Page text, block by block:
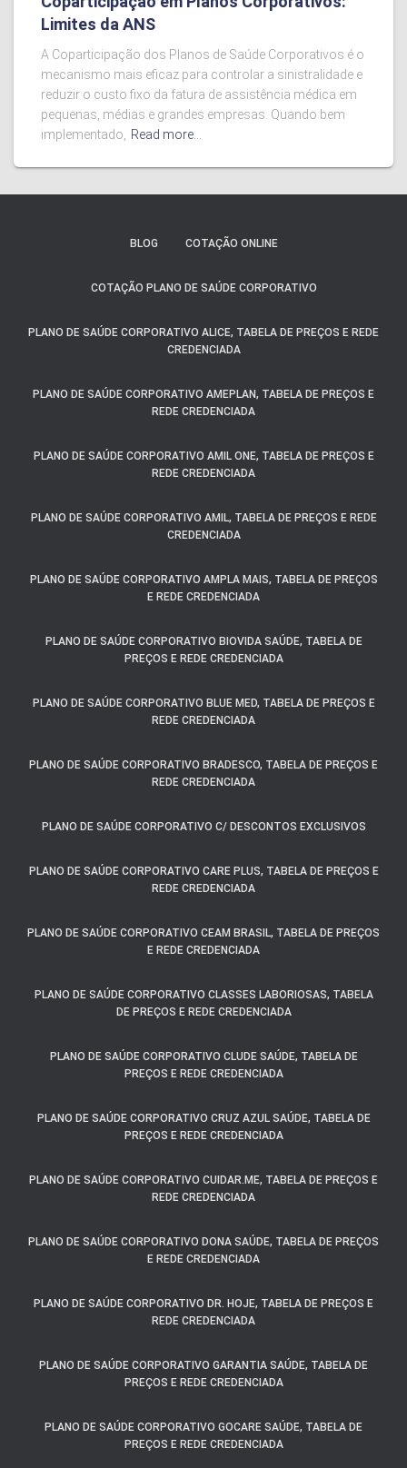
Limites da ANS
A Coparticipação dos Planos de Saúde Corporativos é o
mecanismo mais eficaz para controlar a sinistralidade e
reduzir o custo fixo da fatura de assistência médica em
pequenas, médias e grandes empresas. Quando bem
implementado, Read more…
BLOG COTAÇÃO ONLINE
COTAÇÃO PLANO DE SAÚDE CORPORATIVO
PLANO DE SAÚDE CORPORATIVO ALICE, TABELA DE PREÇOS E REDE
CREDENCIADA
PLANO DE SAÚDE CORPORATIVO AMEPLAN, TABELA DE PREÇOS E
REDE CREDENCIADA
PLANO DE SAÚDE CORPORATIVO AMIL ONE, TABELA DE PREÇOS E
REDE CREDENCIADA
PLANO DE SAÚDE CORPORATIVO AMIL, TABELA DE PREÇOS E REDE
CREDENCIADA
PLANO DE SAÚDE CORPORATIVO AMPLA MAIS, TABELA DE PREÇOS
E REDE CREDENCIADA
PLANO DE SAÚDE CORPORATIVO BIOVIDA SAÚDE, TABELA DE
PREÇOS E REDE CREDENCIADA
PLANO DE SAÚDE CORPORATIVO BLUE MED, TABELA DE PREÇOS E
REDE CREDENCIADA
PLANO DE SAÚDE CORPORATIVO BRADESCO, TABELA DE PREÇOS E
REDE CREDENCIADA
PLANO DE SAÚDE CORPORATIVO C/ DESCONTOS EXCLUSIVOS
PLANO DE SAÚDE CORPORATIVO CARE PLUS, TABELA DE PREÇOS E
REDE CREDENCIADA
PLANO DE SAÚDE CORPORATIVO CEAM BRASIL, TABELA DE PREÇOS
E REDE CREDENCIADA
PLANO DE SAÚDE CORPORATIVO CLASSES LABORIOSAS, TABELA
DE PREÇOS E REDE CREDENCIADA
PLANO DE SAÚDE CORPORATIVO CLUDE SAÚDE, TABELA DE
PREÇOS E REDE CREDENCIADA
PLANO DE SAÚDE CORPORATIVO CRUZ AZUL SAÚDE, TABELA DE
PREÇOS E REDE CREDENCIADA
PLANO DE SAÚDE CORPORATIVO CUIDAR.ME, TABELA DE PREÇOS E
REDE CREDENCIADA
PLANO DE SAÚDE CORPORATIVO DONA SAÚDE, TABELA DE PREÇOS
E REDE CREDENCIADA
PLANO DE SAÚDE CORPORATIVO DR. HOJE, TABELA DE PREÇOS E
REDE CREDENCIADA
PLANO DE SAÚDE CORPORATIVO GARANTIA SAÚDE, TABELA DE
PREÇOS E REDE CREDENCIADA
PLANO DE SAÚDE CORPORATIVO GOCARE SAÚDE, TABELA DE
PREÇOS E REDE CREDENCIADA